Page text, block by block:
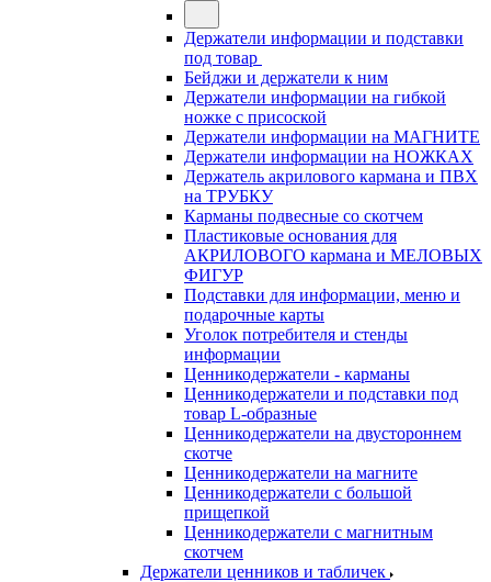
Держатели информации и подставки
под товар
Бейджи и держатели к ним
Держатели информации на гибкой
ножке с присоской
Держатели информации на МАГНИТЕ
Держатели информации на НОЖКАХ
Держатель акрилового кармана и ПВХ
на ТРУБКУ
Карманы подвесные со скотчем
Пластиковые основания для
АКРИЛОВОГО кармана и МЕЛОВЫХ
ФИГУР
Подставки для информации, меню и
подарочные карты
Уголок потребителя и стенды
информации
Ценникодержатели - карманы
Ценникодержатели и подставки под
товар L-образные
Ценникодержатели на двустороннем
скотче
Ценникодержатели на магните
Ценникодержатели с большой
прищепкой
Ценникодержатели с магнитным
скотчем
Держатели ценников и табличек